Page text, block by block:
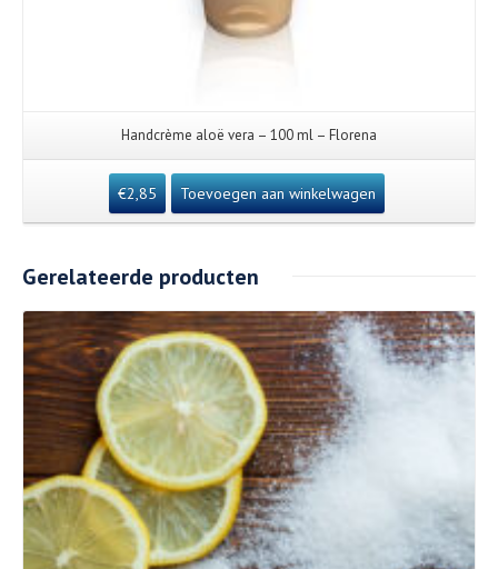
Handcrème aloë vera – 100 ml – Florena
€2,85 Toevoegen aan winkelwagen
Gerelateerde producten